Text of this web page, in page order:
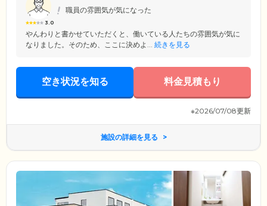
3.0
職員の雰囲気が気になった
やんわりと書かせていただくと、働いている人たちの雰囲気が気に
なりました。そのため、ここに決めよ... 続きを見る
空き状況を知る 料金見積もり
※2026/07/08更新
施設の詳細を見る